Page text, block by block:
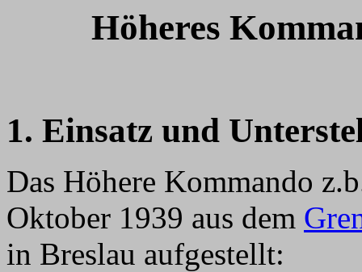
Höheres
1. Einsatz und
Das Höhere Kommando
Oktober 1939 aus dem
in Breslau aufgestellt: